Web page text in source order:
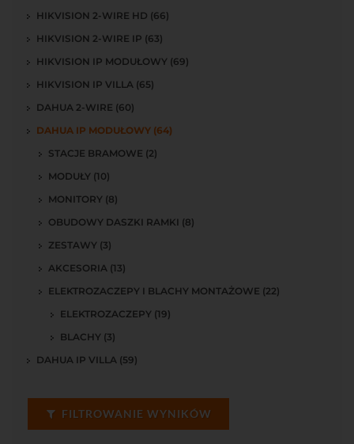
HIKVISION 2-WIRE HD (66)
HIKVISION 2-WIRE IP (63)
HIKVISION IP MODUŁOWY (69)
HIKVISION IP VILLA (65)
DAHUA 2-WIRE (60)
DAHUA IP MODUŁOWY (64)
STACJE BRAMOWE (2)
MODUŁY (10)
MONITORY (8)
OBUDOWY DASZKI RAMKI (8)
ZESTAWY (3)
AKCESORIA (13)
ELEKTROZACZEPY I BLACHY MONTAŻOWE (22)
ELEKTROZACZEPY (19)
BLACHY (3)
DAHUA IP VILLA (59)
FILTROWANIE WYNIKÓW